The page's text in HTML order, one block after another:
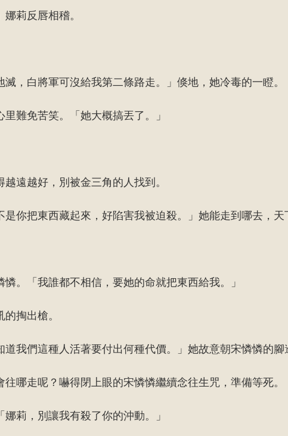
莉反唇相稽。
，白將軍可沒給我第二條路走。」倏地，她冷毒的一瞪。
難免苦笑。「她大概搞丟了。」
遠越好，別被金三角的人找到。
是你把東西藏起來，好陷害我被迫殺。」她能走到哪去，天
。「我誰都不相信，要她的命就把東西給我。」
掏出槍。
道我們這種人活著要付出何種代價。」她故意朝宋憐憐的腳
哪走呢？嚇得閉上眼的宋憐憐繼續念往生咒，準備等死。
莉，別讓我有殺了你的沖動。」